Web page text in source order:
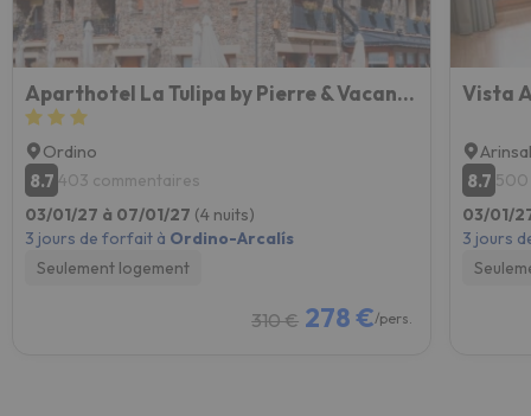
Aparthotel La Tulipa by Pierre & Vacances
Ordino
8.7 403 commentaires
03/01/27 à 07/01/27 (4 nuits)
3 jours de forfait à Ordino-Arcalís
Seulement logement
310 € 278 €/pers.
Vista
8.7 500
03/01/
3 jours